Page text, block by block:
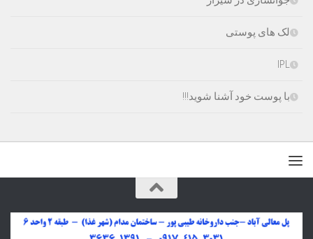
لک های پوستی
IPL
با پوست خود آشنا شوید!!!